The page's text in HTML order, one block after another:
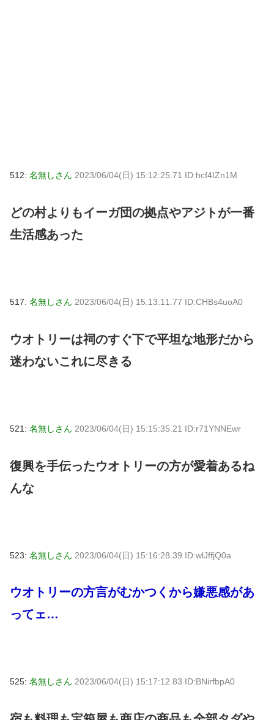
512: 名無しさん 2023/06/04(日) 15:12:25.71 ID:hcf4IZn1M
どの村よりもイーガ団の拠点やアジトが一番
生活感あった
517: 名無しさん 2023/06/04(日) 15:13:11.77 ID:CHBs4uoA0
ウオトリーは祠のすぐ下で平坦な地形だから
迷わないこれに尽きる
521: 名無しさん 2023/06/04(日) 15:15:35.21 ID:r71YNNEwr
復興を手伝ったウオトリーの方が愛着あるね
んな
523: 名無しさん 2023/06/04(日) 15:16:28.39 ID:wlJffjQ0a
ウオトリーの方言がむかつくから嫌悪感があ
ってェ…
525: 名無しさん 2023/06/04(日) 15:17:12.83 ID:BNirfbpA0